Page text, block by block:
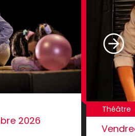
2026
Théâtre